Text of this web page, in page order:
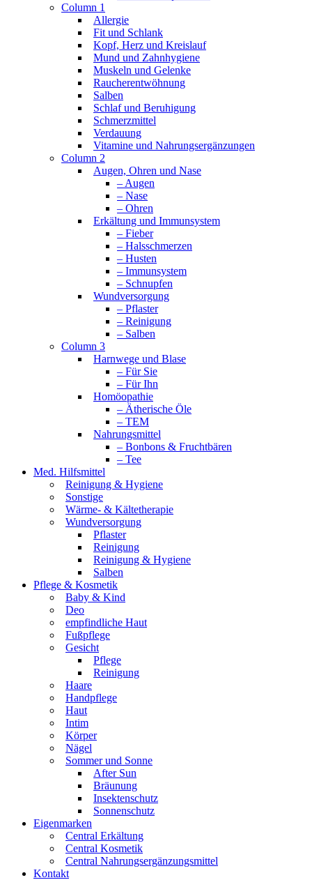
Column 1
Allergie
Fit und Schlank
Kopf, Herz und Kreislauf
Mund und Zahnhygiene
Muskeln und Gelenke
Raucherentwöhnung
Salben
Schlaf und Beruhigung
Schmerzmittel
Verdauung
Vitamine und Nahrungsergänzungen
Column 2
Augen, Ohren und Nase
– Augen
– Nase
– Ohren
Erkältung und Immunsystem
– Fieber
– Halsschmerzen
– Husten
– Immunsystem
– Schnupfen
Wundversorgung
– Pflaster
– Reinigung
– Salben
Column 3
Harnwege und Blase
– Für Sie
– Für Ihn
Homöopathie
– Ätherische Öle
– TEM
Nahrungsmittel
– Bonbons & Fruchtbären
– Tee
Med. Hilfsmittel
Reinigung & Hygiene
Sonstige
Wärme- & Kältetherapie
Wundversorgung
Pflaster
Reinigung
Reinigung & Hygiene
Salben
Pflege & Kosmetik
Baby & Kind
Deo
empfindliche Haut
Fußpflege
Gesicht
Pflege
Reinigung
Haare
Handpflege
Haut
Intim
Körper
Nägel
Sommer und Sonne
After Sun
Bräunung
Insektenschutz
Sonnenschutz
Eigenmarken
Central Erkältung
Central Kosmetik
Central Nahrungsergänzungsmittel
Kontakt